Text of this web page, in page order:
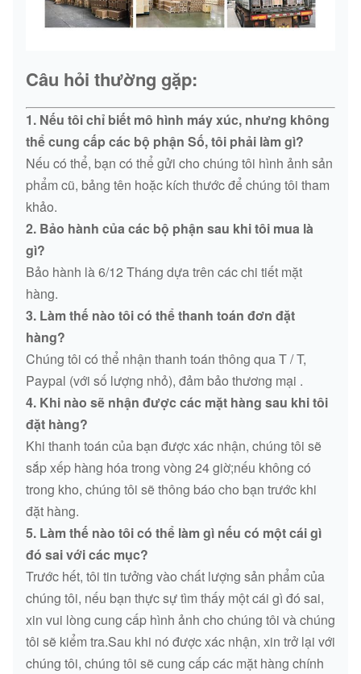
Câu hỏi thường gặp:
1. Nếu tôi chỉ biết mô hình máy xúc, nhưng không
thể cung cấp các bộ phận Số, tôi phải làm gì?
Nếu có thể, bạn có thể gửi cho chúng tôi hình ảnh sản
phẩm cũ, bảng tên hoặc kích thước để chúng tôi tham
khảo.
2. Bảo hành của các bộ phận sau khi tôi mua là
gì?
Bảo hành là 6/12 Tháng dựa trên các chi tiết mặt
hàng.
3. Làm thế nào tôi có thể thanh toán đơn đặt
hàng?
Chúng tôi có thể nhận thanh toán thông qua T / T,
Paypal (với số lượng nhỏ), đảm bảo thương mại .
4. Khi nào sẽ nhận được các mặt hàng sau khi tôi
đặt hàng?
Khi thanh toán của bạn được xác nhận, chúng tôi sẽ
sắp xếp hàng hóa trong vòng 24 giờ;nếu không có
trong kho, chúng tôi sẽ thông báo cho bạn trước khi
đặt hàng.
5. Làm thế nào tôi có thể làm gì nếu có một cái gì
đó sai với các mục?
Trước hết, tôi tin tưởng vào chất lượng sản phẩm của
chúng tôi, nếu bạn thực sự tìm thấy một cái gì đó sai,
xin vui lòng cung cấp hình ảnh cho chúng tôi và chúng
tôi sẽ kiểm tra.Sau khi nó được xác nhận, xin trở lại với
chúng tôi, chúng tôi sẽ cung cấp các mặt hàng chính